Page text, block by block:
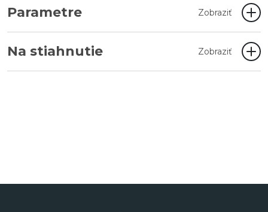
Parametre Zobraziť
Na stiahnutie Zobraziť